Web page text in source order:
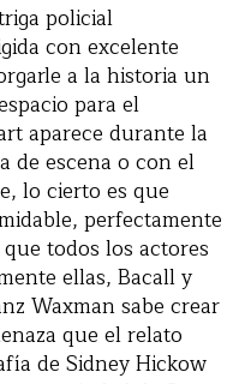
policial
con excelente
a la historia un
para el
aparece durante la
de escena o con el
lo cierto es que
perfectamente
todos los actores
ellas, Bacall y
Waxman sabe crear
que el relato
de Sidney Hickow